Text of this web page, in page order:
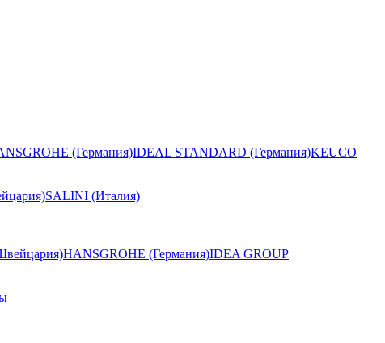
(Германия)IDEAL STANDARD (Германия)KEUCO
SALINI (Италия)
HANSGROHE (Германия)IDEA GROUP